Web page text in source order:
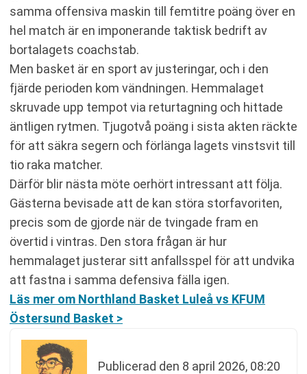
samma offensiva maskin till femtitre poäng över en
hel match är en imponerande taktisk bedrift av
bortalagets coachstab.
Men basket är en sport av justeringar, och i den
fjärde perioden kom vändningen. Hemmalaget
skruvade upp tempot via returtagning och hittade
äntligen rytmen. Tjugotvå poäng i sista akten räckte
för att säkra segern och förlänga lagets vinstsvit till
tio raka matcher.
Därför blir nästa möte oerhört intressant att följa.
Gästerna bevisade att de kan störa storfavoriten,
precis som de gjorde när de tvingade fram en
övertid i vintras. Den stora frågan är hur
hemmalaget justerar sitt anfallsspel för att undvika
att fastna i samma defensiva fälla igen.
Läs mer om Northland Basket Luleå vs KFUM
Östersund Basket >
Publicerad den 8 april 2026, 08:20